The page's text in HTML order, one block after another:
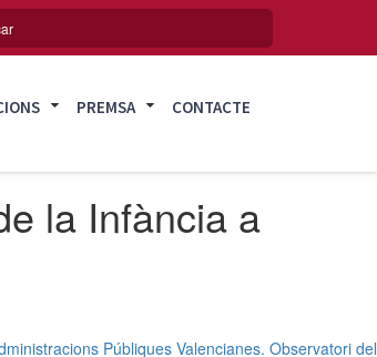
PREMSA CONTACTE
la Infància a
Públiques Valencianes. Observatori del